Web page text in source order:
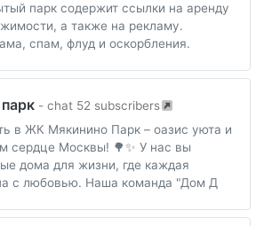
парк содержит ссылки на аренду
а также на рекламу.
спам, флуд и оскорбления.
- chat 52 subscribers
в ЖК Мякинино Парк – оазис уюта и
сердце Москвы! 🌳✨ У нас вы
дома для жизни, где каждая
с любовью. Наша команда "Дом Д